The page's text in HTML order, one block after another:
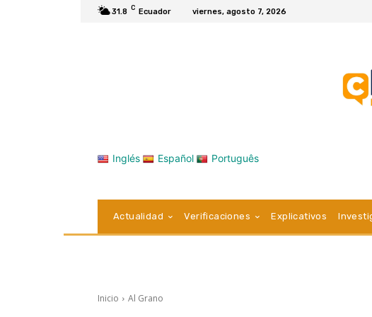
31.8 C Ecuador viernes, agosto 7, 2026
Inglés Español Português
Actualidad Verificaciones Explicativos
Inicio Al Grano